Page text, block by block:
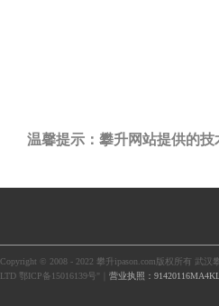
温馨提示：攀升网站提供的
Copyright © 2008 - 2022 攀升ipason.com版权所有 武
LTD 鄂ICP备15016139号"｜ 营业执照：